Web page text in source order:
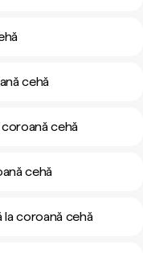
cehă
cehă
cehă
la coroană cehă